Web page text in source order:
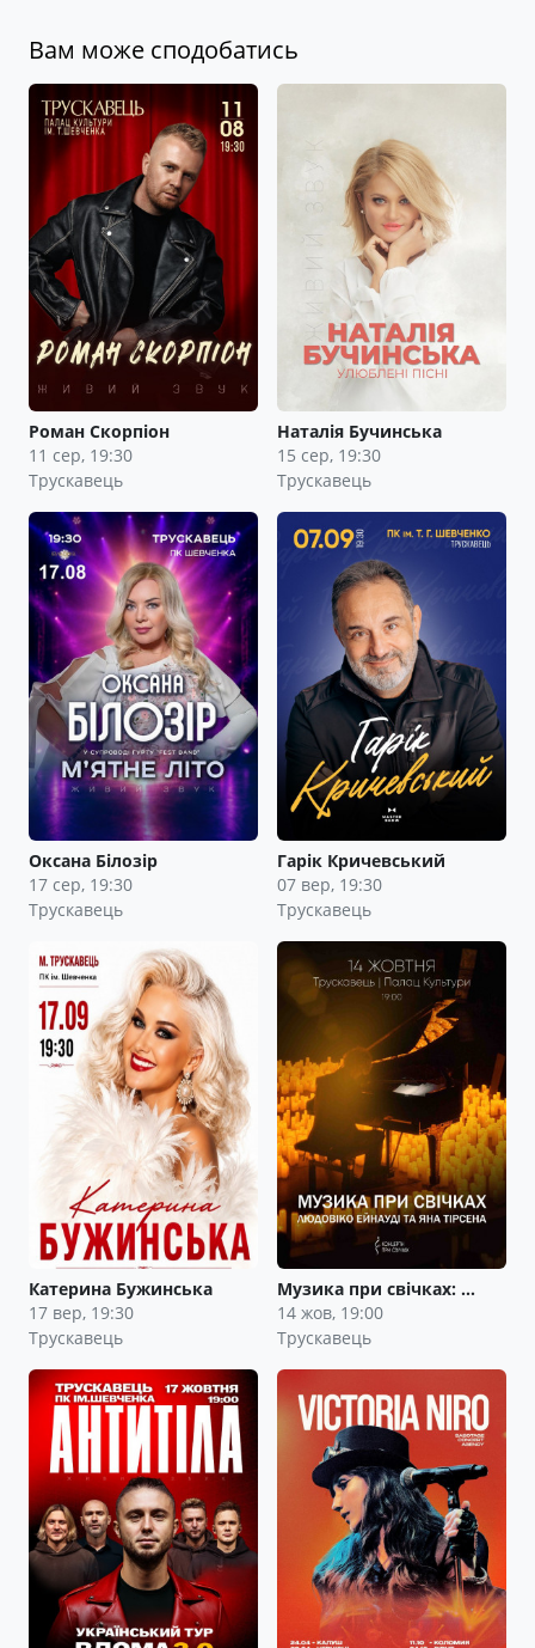
Вам може сподобатись
Роман Скорпіон
11 сер, 19:30
Трускавець
Наталія Бучинська
15 сер, 19:30
Трускавець
Оксана Білозір
17 сер, 19:30
Трускавець
Гарік Кричевський
07 вер, 19:30
Трускавець
Катерина Бужинська
17 вер, 19:30
Трускавець
Музика при свічках: …
14 жов, 19:00
Трускавець